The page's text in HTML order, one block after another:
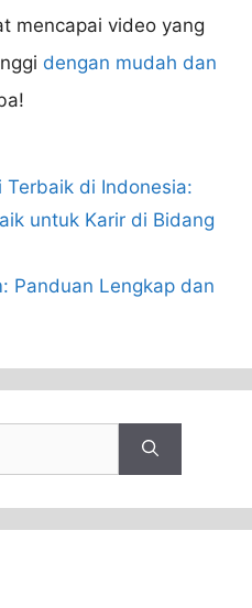
mencapai video yang
dengan mudah dan
di Indonesia:
untuk Karir di Bidang
Panduan Lengkap dan